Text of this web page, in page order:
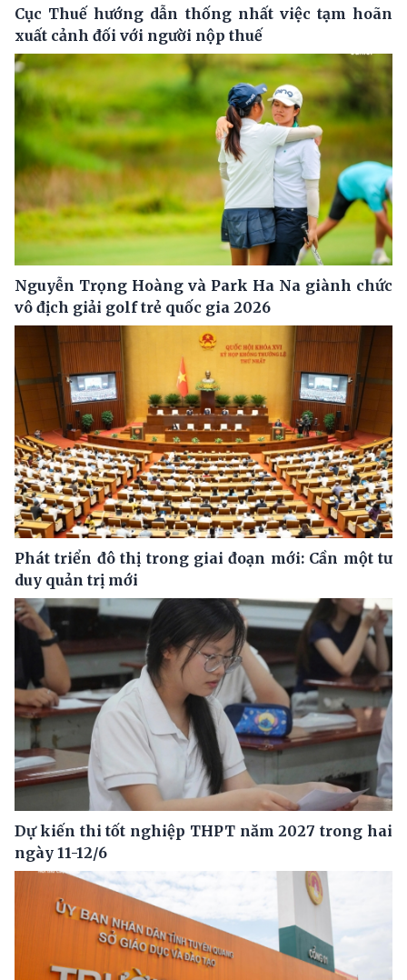
Cục Thuế hướng dẫn thống nhất việc tạm hoãn
xuất cảnh đối với người nộp thuế
Nguyễn Trọng Hoàng và Park Ha Na giành chức
vô địch giải golf trẻ quốc gia 2026
Phát triển đô thị trong giai đoạn mới: Cần một tư
duy quản trị mới
Dự kiến thi tốt nghiệp THPT năm 2027 trong hai
ngày 11-12/6